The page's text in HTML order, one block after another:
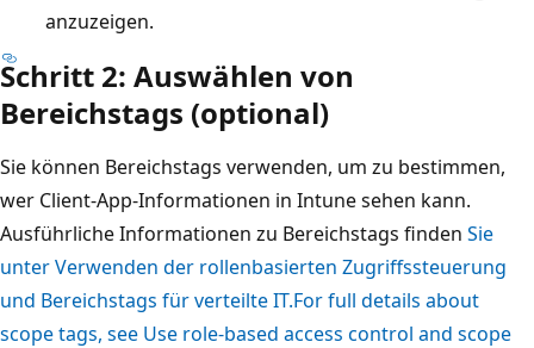
anzuzeigen.
Schritt 2: Auswählen von
Bereichstags (optional)
Sie können Bereichstags verwenden, um zu bestimmen,
wer Client-App-Informationen in Intune sehen kann.
Ausführliche Informationen zu Bereichstags finden Sie
unter Verwenden der rollenbasierten Zugriffssteuerung
und Bereichstags für verteilte IT.For full details about
scope tags, see Use role-based access control and scope